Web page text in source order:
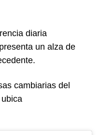
diaria
un alza de
cambiarias del